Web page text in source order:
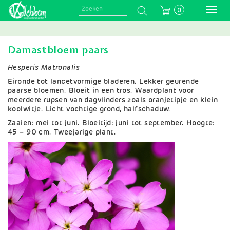
Skip
0
Damastbloem paars
Hesperis Matronalis
Eironde tot lancetvormige bladeren. Lekker geurende
paarse bloemen. Bloeit in een tros. Waardplant voor
meerdere rupsen van dagvlinders zoals oranjetipje en klein
koolwitje. Licht vochtige grond, halfschaduw.
Zaaien: mei tot juni. Bloeitĳd: juni tot september. Hoogte:
45 – 90 cm. Tweejarige plant.